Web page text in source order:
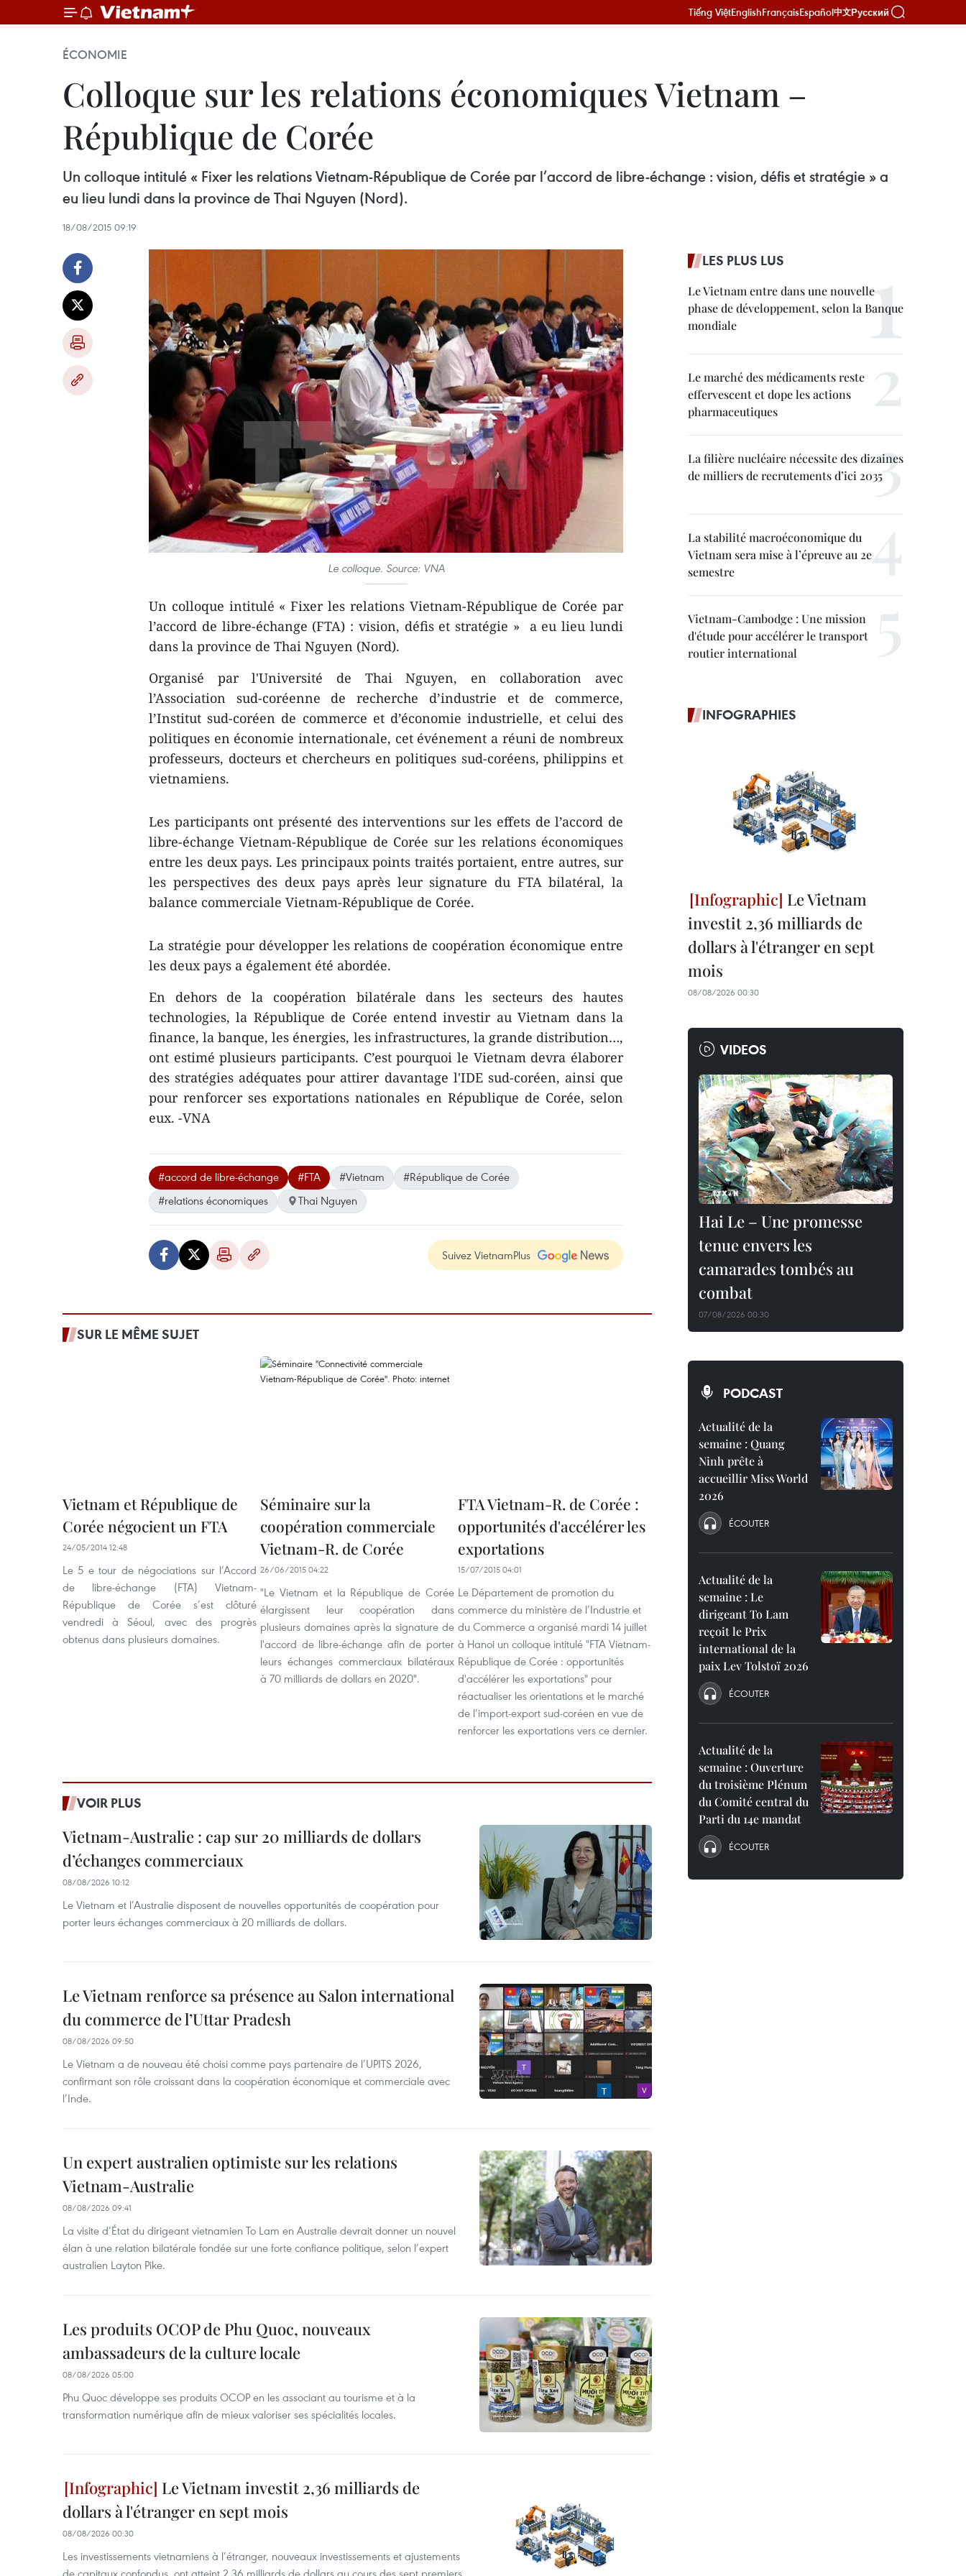
Tiếng ViệtEnglishFrançaisEspañol中文Русский
ÉCONOMIE
Colloque sur les relations économiques Vietnam –
République de Corée
Un colloque intitulé « Fixer les relations Vietnam-République de Corée par l’accord de libre-échange : vision, défis et stratégie » a
eu lieu lundi dans la province de Thai Nguyen (Nord).
18/08/2015 09:19
Le colloque. Source: VNA
Un colloque intitulé « Fixer les relations Vietnam-République de Corée par
l’accord de libre-échange (FTA) : vision, défis et stratégie » a eu lieu lundi
dans la province de Thai Nguyen (Nord).
Organisé par l'Université de Thai Nguyen, en collaboration avec
l’Association sud-coréenne de recherche d’industrie et de commerce,
l’Institut sud-coréen de commerce et d’économie industrielle, et celui des
politiques en économie internationale, cet événement a réuni de nombreux
professeurs, docteurs et chercheurs en politiques sud-coréens, philippins et
vietnamiens.
Les participants ont ​présenté des interventions ​sur les effets de l’accord de
libre-échange Vietnam-République de Corée surles relations économiques
entre les deux pays. Les principaux points traités portaient, entre autres, sur
les perspectives des deux pays après leur signature du FTA bilatéral, la
balance commerciale Vietnam-République de Corée.
La stratégie pour développer les relations de coopération économique entre
les deux pays a également été abordée.
En dehors de la coopération bilatérale dans les secteurs des hautes
technologies, la République de Corée ​entend investir au Vietnam dans la
finance, la banque, les énergies, les infrastructures, la grande distribution…,
ont estimé plusieurs participants. C’est pourquoi le Vietnam devra élaborer
des stratégies adéquates pour attirer davantage l'IDE sud-coréen, ainsi que
pour renforcer ses exportations nationales en République de Corée, selon
eux. -VNA
#accord de libre-échange #FTA #Vietnam
#République de Corée
#relations économiques
Thai Nguyen
Suivez VietnamPlus
SUR LE MÊME SUJET
Vietnam et République de
Corée négocient un FTA
24/05/2014 12:48
Le 5 e tour de négociations sur l’Accord
de libre-échange (FTA) Vietnam-
République de Corée s’est clôturé
vendredi à Séoul, avec des progrès
obtenus dans plusieurs domaines.
Séminaire sur la
coopération commerciale
Vietnam-R. de Corée
26/06/2015 04:22
"Le Vietnam et la République de Corée
élargissent leur coopération dans
plusieurs domaines après la signature de
l'accord de libre-échange afin de porter
leurs échanges commerciaux bilatéraux
à 70 milliards de dollars en 2020".
FTA Vietnam-R. de Corée :
opportunités d'accélérer les
exportations
15/07/2015 04:01
Le Département de promotion du
commerce du ministère de l’Industrie et
du Commerce a organisé mardi 14 juillet
à Hanoi un colloque intitulé "FTA Vietnam-
République de Corée : opportunités
d'accélérer les exportations" pour
réactualiser les orientations et le marché
de l’import-export sud-coréen en vue de
renforcer les exportations vers ce dernier.
VOIR PLUS
Vietnam-Australie : cap sur 20 milliards de dollars
d’échanges commerciaux
08/08/2026 10:12
Le Vietnam et l’Australie disposent de nouvelles opportunités de coopération pour
porter leurs échanges commerciaux à 20 milliards de dollars.
Le Vietnam renforce sa présence au Salon international
du commerce de l’Uttar Pradesh
08/08/2026 09:50
Le Vietnam a de nouveau été choisi comme pays partenaire de l’UPITS 2026,
confirmant son rôle croissant dans la coopération économique et commerciale avec
l’Inde.
Un expert australien optimiste sur les relations
Vietnam-Australie
08/08/2026 09:41
La visite d’État du dirigeant vietnamien To Lam en Australie devrait donner un nouvel
élan à une relation bilatérale fondée sur une forte confiance politique, selon l’expert
australien Layton Pike.
Les produits OCOP de Phu Quoc, nouveaux
ambassadeurs de la culture locale
08/08/2026 05:00
Phu Quoc développe ses produits OCOP en les associant au tourisme et à la
transformation numérique afin de mieux valoriser ses spécialités locales.
Le Vietnam investit 2,36 milliards de
dollars à l'étranger en sept mois
08/08/2026 00:30
Les investissements vietnamiens à l’étranger, nouveaux investissements et ajustements
de capitaux confondus, ont atteint 2,36 milliards de dollars au cours des sept premiers
LES PLUS LUS
Le Vietnam entre dans une nouvelle
phase de développement, selon la Banque
mondiale
Le marché des médicaments reste
effervescent et dope les actions
pharmaceutiques
La filière nucléaire nécessite des dizaines
de milliers de recrutements d’ici 2035
La stabilité macroéconomique du
Vietnam sera mise à l’épreuve au 2e
semestre
Vietnam-Cambodge : Une mission
d'étude pour accélérer le transport
routier international
INFOGRAPHIES
Le Vietnam
investit 2,36 milliards de
dollars à l'étranger en sept
mois
08/08/2026 00:30
VIDEOS
Hai Le – Une promesse
tenue envers les
camarades tombés au
combat
07/08/2026 00:30
PODCAST
Actualité de la
semaine : Quang
Ninh prête à
accueillir Miss World
2026
ÉCOUTER
Actualité de la
semaine : Le
dirigeant To Lam
reçoit le Prix
international de la
paix Lev Tolstoï 2026
ÉCOUTER
Actualité de la
semaine : Ouverture
du troisième Plénum
du Comité central du
Parti du 14e mandat
ÉCOUTER